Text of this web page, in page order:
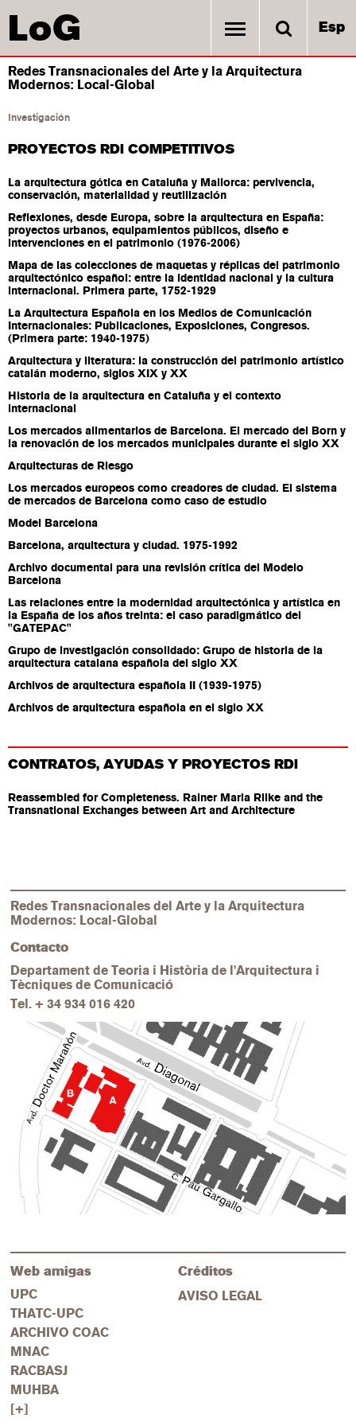
LoG Esp
Redes Transnacionales del Arte y la Arquitectura
Modernos: Local-Global
Investigación
PROYECTOS RDi COMPETITIVOS
La arquitectura gótica en Cataluña y Mallorca: pervivencia,
conservación, materialidad y reutilización
Reflexiones, desde Europa, sobre la arquitectura en España:
proyectos urbanos, equipamientos públicos, diseño e
intervenciones en el patrimonio (1976-2006)
Mapa de las colecciones de maquetas y réplicas del patrimonio
arquitectónico español: entre la identidad nacional y la cultura
internacional. Primera parte, 1752-1929
La Arquitectura Española en los Medios de Comunicación
Internacionales: Publicaciones, Exposiciones, Congresos.
(Primera parte: 1940-1975)
Arquitectura y literatura: la construcción del patrimonio artístico
catalán moderno, siglos XIX y XX
Historia de la arquitectura en Cataluña y el contexto
internacional
Los mercados alimentarios de Barcelona. El mercado del Born y
la renovación de los mercados municipales durante el siglo XX
Arquitecturas de Riesgo
Los mercados europeos como creadores de ciudad. El sistema
de mercados de Barcelona como caso de estudio
Model Barcelona
Barcelona, arquitectura y ciudad. 1975-1992
Archivo documental para una revisión crítica del Modelo
Barcelona
Las relaciones entre la modernidad arquitectónica y artística en
la España de los años treinta: el caso paradigmático del
"GATEPAC"
Grupo de investigación consolidado: Grupo de historia de la
arquitectura catalana española del siglo XX
Archivos de arquitectura española II (1939-1975)
Archivos de arquitectura española en el siglo XX
CONTRATOS, AYUDAS Y PROYECTOS RDi
Reassembled for Completeness. Rainer Maria Rilke and the
Transnational Exchanges between Art and Architecture
Redes Transnacionales del Arte y la Arquitectura
Modernos: Local-Global
Contacto
Departament de Teoria i Història de l'Arquitectura i
Tècniques de Comunicació
Tel. + 34 934 016 420
Web amigas
UPC
THATC-UPC
ARCHIVO COAC
MNAC
RACBASJ
MUHBA
[+]
Créditos
AVISO LEGAL